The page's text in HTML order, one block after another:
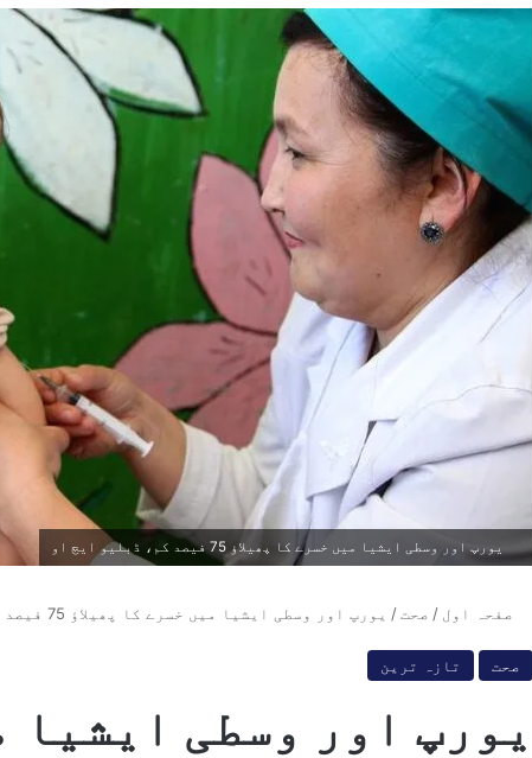
یورپ اور وسطی ایشیا میں خسرے کا پھیلاؤ 75 فیصد کم، ڈبلیو ایچ او
صفحہ اول / صحت/ یورپ اور وسطی ایشیا میں خسرے کا پھیلاؤ 75 فیصد کم، ڈبلیو ایچ او
صحت تازہ ترین
یورپ اور وسطی ایشیا